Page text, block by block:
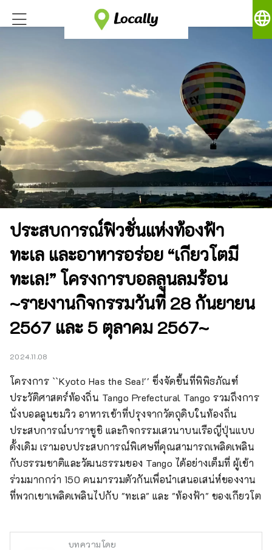
language
ประสบการณ์ฟิวชั่นแห่งท้องฟ้า
ทะเล และอาหารอร่อย “เกียวโตมี
ทะเล!” โครงการบอลลูนลมร้อน
~รายงานกิจกรรมวันที่ 28 กันยายน
2567 และ 5 ตุลาคม 2567~
2024.11.08
โครงการ ``Kyoto Has the Sea!'' ซึ่งจัดขึ้นที่พิพิธภัณฑ์
ประวัติศาสตร์ท้องถิ่น Tango Prefectural Tango รวมถึงการ
นั่งบอลลูนชมวิว อาหารเช้าที่ปรุงจากวัตถุดิบในท้องถิ่น
ประสบการณ์บาราซูชิ และกิจกรรมเสวนาบนเรือญี่ปุ่นแบบ
ดั้งเดิม เรามอบประสบการณ์พิเศษที่คุณสามารถเพลิดเพลิน
กับธรรมชาติและวัฒนธรรมของ Tango ได้อย่างเต็มที่ ผู้เข้า
ร่วมมากกว่า 150 คนมารวมตัวกันเพื่อนำเสนอเสน่ห์ของงาน
ที่พวกเขาเพลิดเพลินไปกับ "ทะเล" และ "ท้องฟ้า" ของเกียวโต
บทความโดย